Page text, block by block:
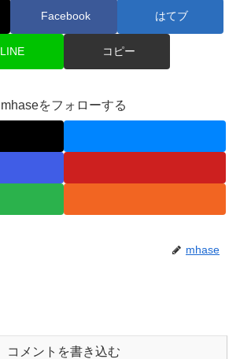
Facebook はてブ
LINE コピー
mhaseをフォローする
mhase
コメントを書き込む